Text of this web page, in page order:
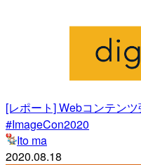
[レポート] Webコンテン
#ImageCon2020
Ito ma
2020.08.18